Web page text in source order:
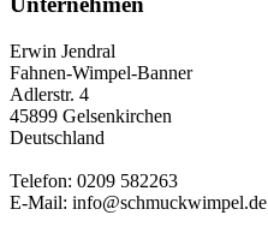
Erwin Jendral
Fahnen-Wimpel-Banner
Adlerstr. 4
45899 Gelsenkirchen
Deutschland
Telefon: 0209 582263
E-Mail: info@schmuckwimpel.de